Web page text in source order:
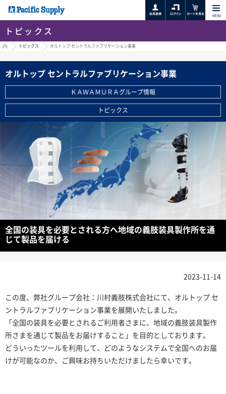
MENU
トピックス
HOME トピックス オルトップ セントラルファブリケーション事業
オルトップ セントラルファブリケーション事業
ＫＡＷＡＭＵＲＡグループ情報
トピックス
全国の装具を必要とされる方へ地域の義肢装具製作所を通
じて製品を届ける
2023-11-14
この度、弊社グループ会社：川村義肢株式会社にて、オルトップ セ
ントラルファブリケーション事業を展開いたしました。
「全国の装具を必要とされるご利用者さまに、地域の義肢装具製作
所さまを通じて製品をお届けすること」を目的としております。
どういったツールを利用して、どのようなシステムで全国へのお届
けが可能なのか、ご興味お持ちいただけましたら幸いです。